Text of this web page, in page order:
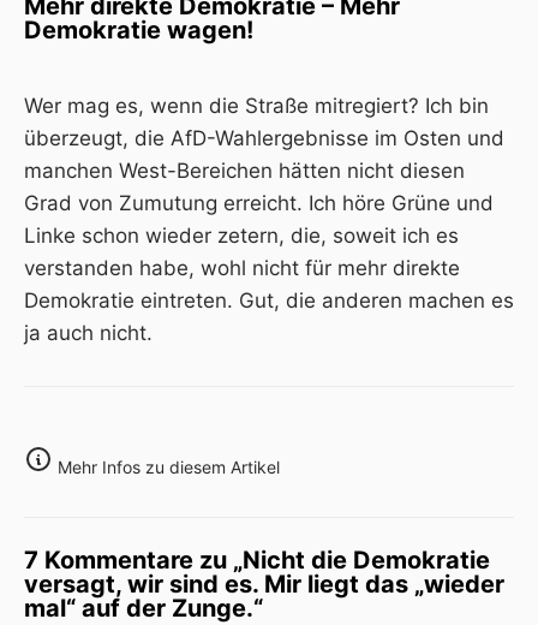
Demokratie wagen!
Wer mag es, wenn die Straße mitregiert? Ich bin
überzeugt, die AfD-Wahlergebnisse im Osten und
manchen West-Bereichen hätten nicht diesen
Grad von Zumutung erreicht. Ich höre Grüne und
Linke schon wieder zetern, die, soweit ich es
verstanden habe, wohl nicht für mehr direkte
Demokratie eintreten. Gut, die anderen machen es
ja auch nicht.
Mehr Infos zu diesem Artikel
7 Kommentare zu „Nicht die Demokratie
versagt, wir sind es. Mir liegt das „wieder
mal“ auf der Zunge.“